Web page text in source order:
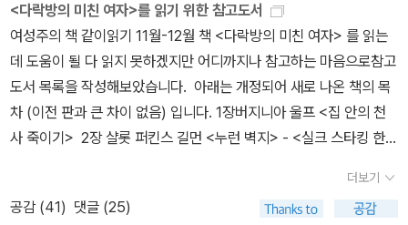
<다락방의 미친 여자>를 읽기 위한 참고도서
여성주의 책 같이읽기 11월-12월 책 <다락방의 미친 여자> 를 읽는
데 도움이 될 다 읽지 못하겠지만 어디까지나 참고하는 마음으로참고
도서 목록을 작성해보았습니다. 아래는 개정되어 새로 나온 책의 목
차 (이전 판과 큰 차이 없음) 입니다. 1장버지니아 울프 <집 안의 천
사 죽이기> 2장 샬롯 퍼킨스 길먼 <누런 벽지> - <실크 스타킹 한
제인 오스틴 <노생거 사원> 5장제인 오스틴 <맨스필드 파크> 제인
더보기
공감 (41) 댓글 (25)